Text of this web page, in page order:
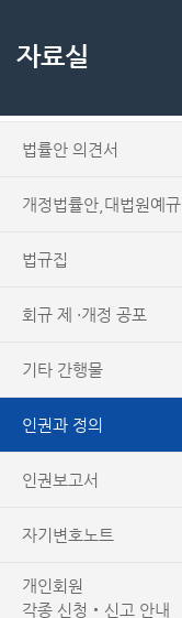
자료실
법률안 의견서
개정법률안,대법원예규
법규집
회규 제 ·개정 공포
기타 간행물
인권과 정의
인권보고서
자기변호노트
개인회원
각종 신청‧신고 안내